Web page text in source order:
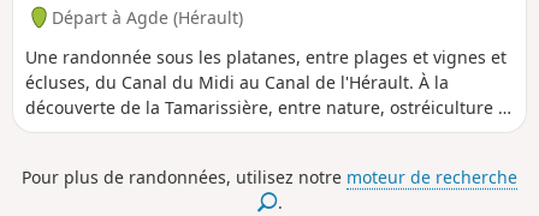
Départ à Agde (Hérault)
Une randonnée sous les platanes, entre plages et vignes et
écluses, du Canal du Midi au Canal de l'Hérault. À la
découverte de la Tamarissière, entre nature, ostréiculture et
culture, venez découvrir Agde, ses monuments historiques
Pour plus de randonnées, utilisez notre moteur de recherche
.